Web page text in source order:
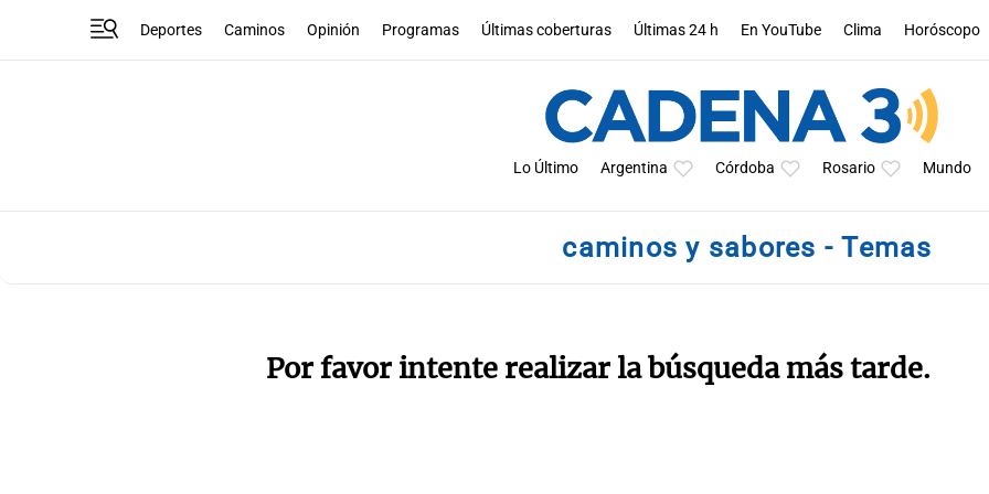
Deportes Caminos Opinión Programas Últimas coberturas Últimas 24 h En YouTube Clima Horóscopo
Lo Último Argentina Córdoba Rosario Mundo
caminos y sabores - Temas
Por favor intente realizar la búsqueda más tarde.